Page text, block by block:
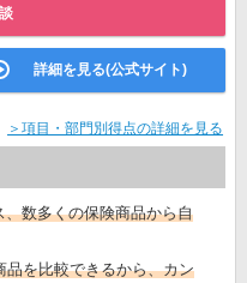
詳細を見る(公式サイト)
＞項目・部門別得点の詳細を見る
数多くの保険商品から自
を比較できるから、カン